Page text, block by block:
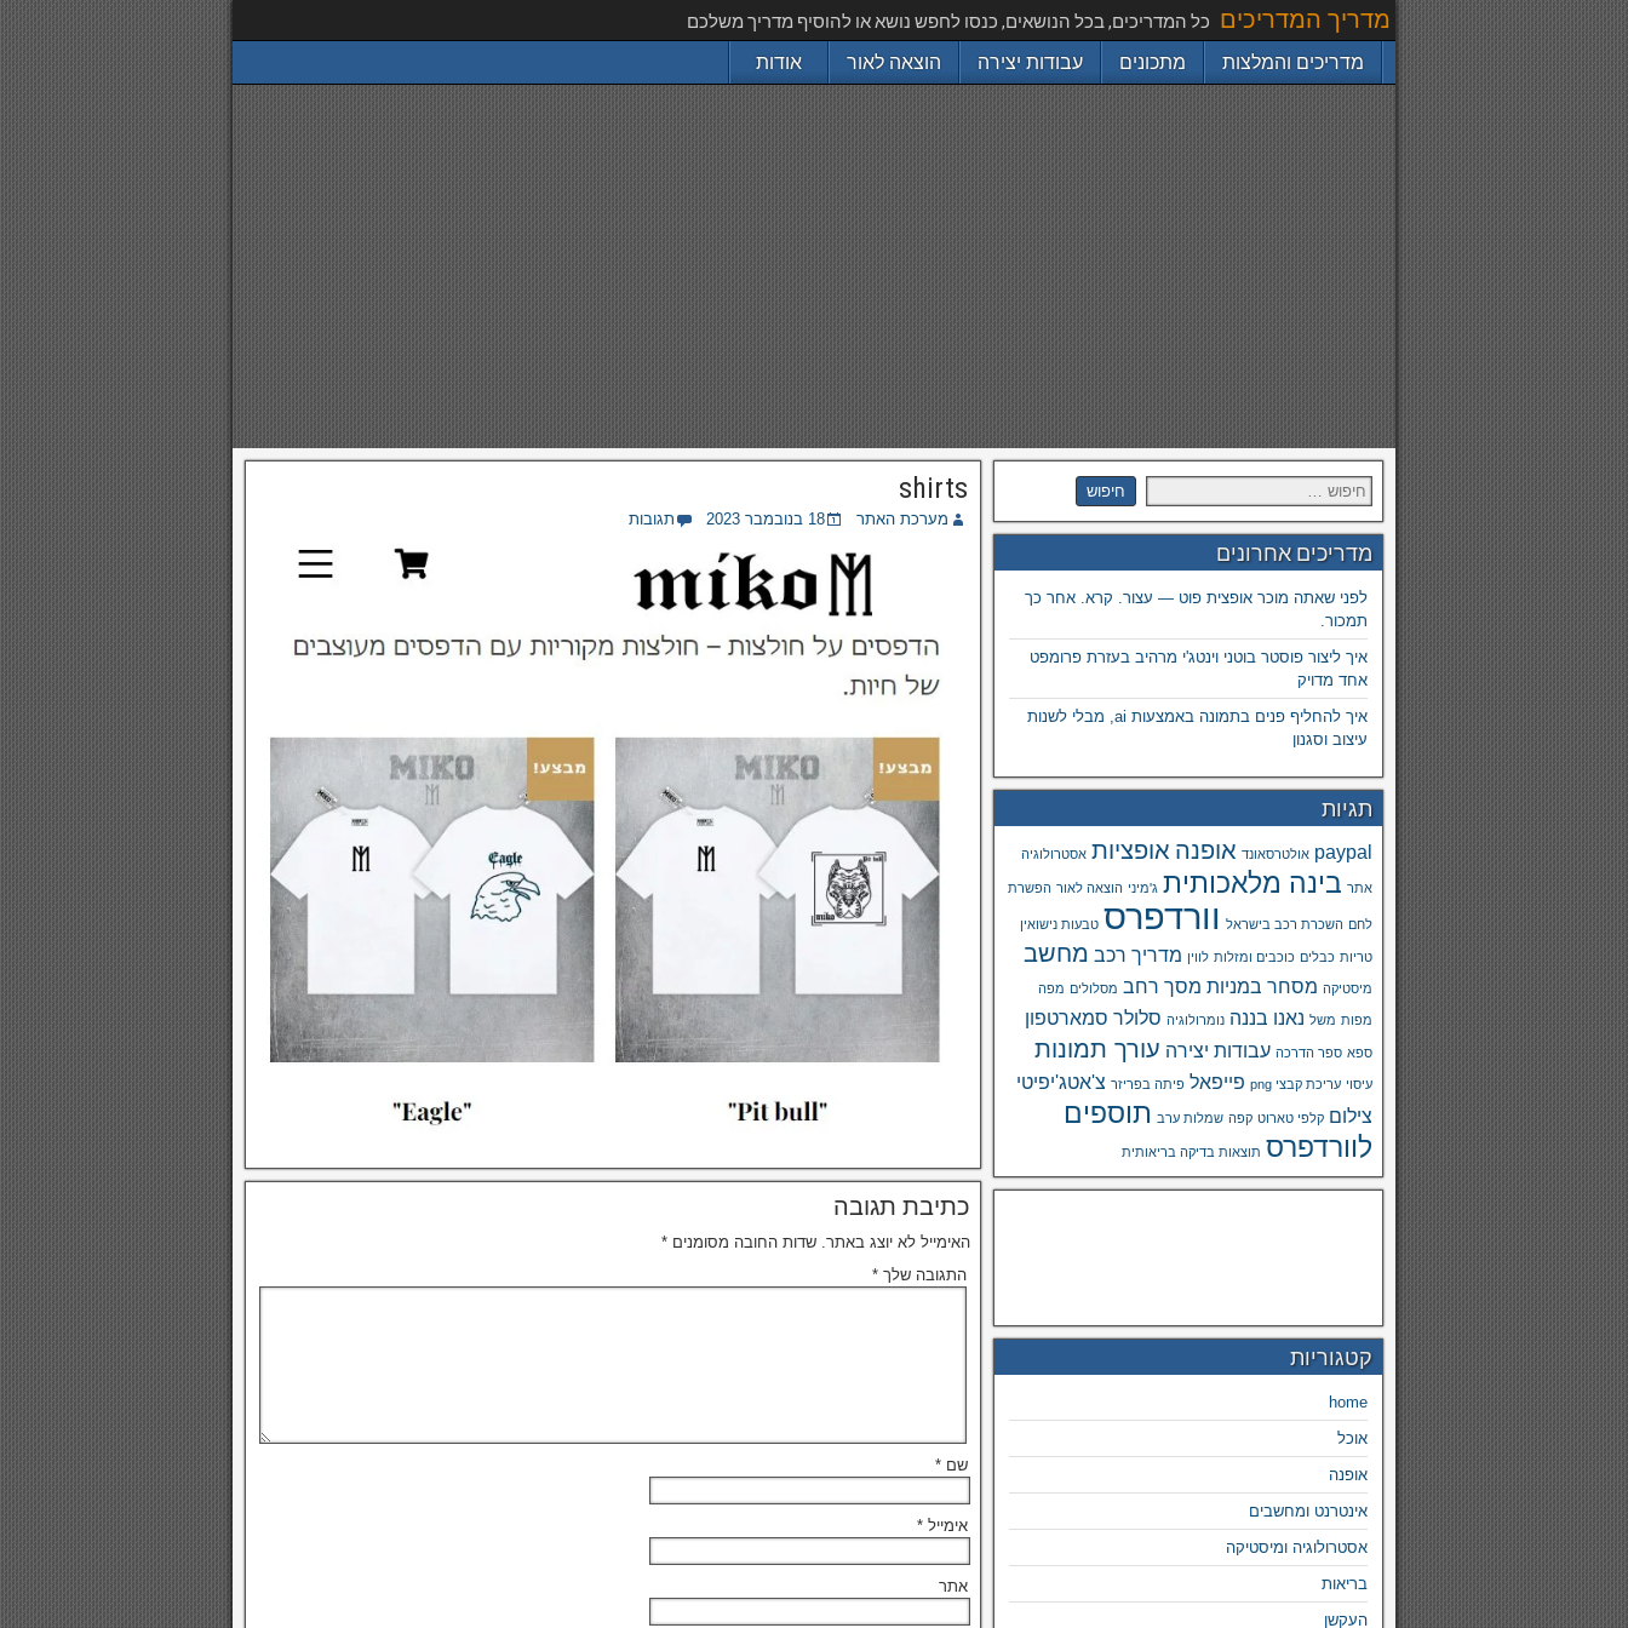
מדריך המדריכים כל המדריכים, בכל הנושאים, כנסו לחפש נושא או להוסיף מדריך משלכם
מדריכים והמלצות מתכונים עבודות יצירה הוצאה לאור אודות
shirts
מערכת האתר 18 בנובמבר 2023 תגובות
כתיבת תגובה
האימייל לא יוצג באתר. שדות החובה מסומנים*
התגובה שלך*
שם*
אימייל*
אתר
מדריכים אחרונים
לפני שאתה מוכר אופצית פוט — עצור. קרא. אחר כך
תמכור.
איך ליצור פוסטר בוטני וינטג'י מרהיב בעזרת פרומפט
אחד מדויק
איך להחליף פנים בתמונה באמצעות ai, מבלי לשנות
עיצוב וסגנון
תגיות
paypal אולטרסאונד אופנה אופציות אסטרולוגיה
אתר בינה מלאכותית ג'מיני הוצאה לאור הפשרת
לחם השכרת רכב בישראל וורדפרס טבעות נישואין
טריות כבלים כוכבים ומזלות לווין מדריך רכב מחשב
מיסטיקה מסחר במניות מסך רחב מסלולים מפה
מפות משל נאנו בננה נומרולוגיה סלולר סמארטפון
ספא ספר הדרכה עבודות יצירה עורך תמונות
עיסוי עריכת קבצי png פייפאל פיתה בפריזר צ'אטג'יפיטי
צילום קלפי טארוט קפה שמלות ערב תוספים
לוורדפרס תוצאות בדיקה בריאותית
קטגוריות
home
אוכל
אופנה
אינטרנט ומחשבים
אסטרולוגיה ומיסטיקה
בריאות
העקשן